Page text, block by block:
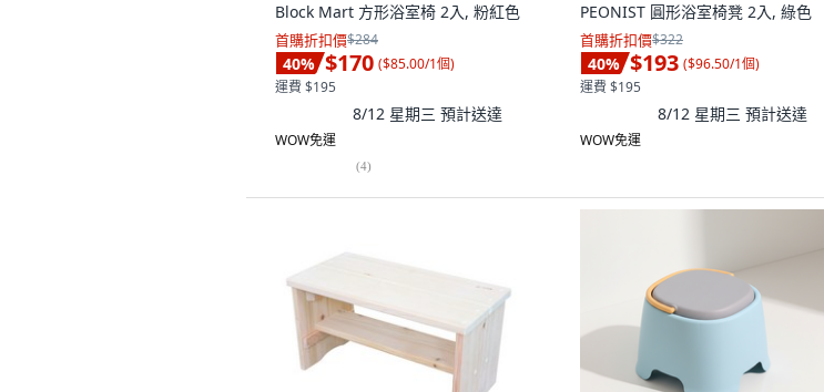
Block Mart 方形浴室椅 2入, 粉紅色
首購折扣價$284
40% $170 ($85.00/1個)
運費 $195
8/12 星期三 預計送達
WOW免運
(4)
PEONIST 圓形浴室椅凳 2入, 綠色
首購折扣價$322
40% $193 ($96.50/1個)
運費 $195
8/12 星期三 預計送達
WOW免運